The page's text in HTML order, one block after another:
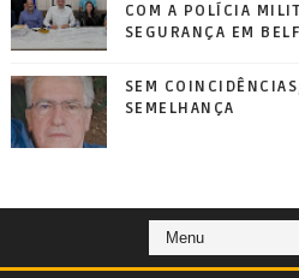
COM A POLÍCIA
SEGURANÇA EM
SEM
SEMELHANÇA